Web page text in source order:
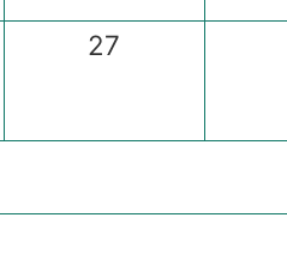
27